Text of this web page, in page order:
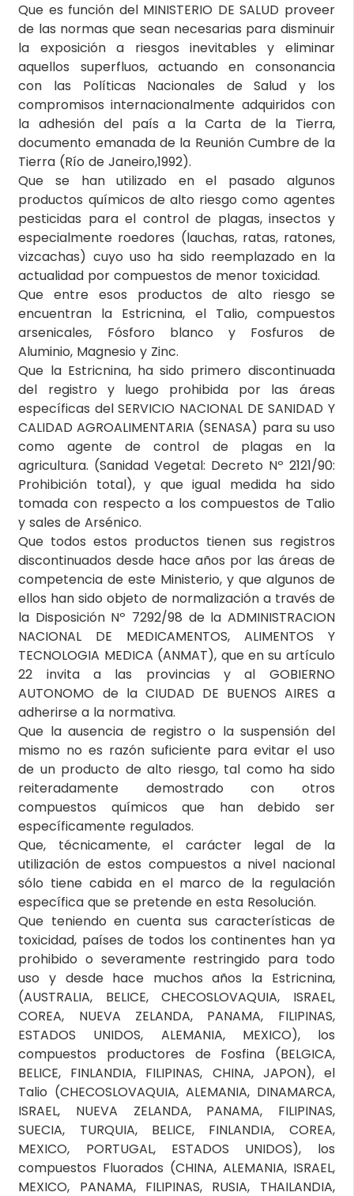
Que es función del MINISTERIO DE SALUD proveer
de las normas que sean necesarias para disminuir
la exposición a riesgos inevitables y eliminar
aquellos superfluos, actuando en consonancia
con las Políticas Nacionales de Salud y los
compromisos internacionalmente adquiridos con
la adhesión del país a la Carta de la Tierra,
documento emanada de la Reunión Cumbre de la
Tierra (Río de Janeiro,1992).
Que se han utilizado en el pasado algunos
productos químicos de alto riesgo como agentes
pesticidas para el control de plagas, insectos y
especialmente roedores (lauchas, ratas, ratones,
vizcachas) cuyo uso ha sido reemplazado en la
actualidad por compuestos de menor toxicidad.
Que entre esos productos de alto riesgo se
encuentran la Estricnina, el Talio, compuestos
arsenicales, Fósforo blanco y Fosfuros de
Aluminio, Magnesio y Zinc.
Que la Estricnina, ha sido primero discontinuada
del registro y luego prohibida por las áreas
específicas del SERVICIO NACIONAL DE SANIDAD Y
CALIDAD AGROALIMENTARIA (SENASA) para su uso
como agente de control de plagas en la
agricultura. (Sanidad Vegetal: Decreto Nº 2121/90:
Prohibición total), y que igual medida ha sido
tomada con respecto a los compuestos de Talio
y sales de Arsénico.
Que todos estos productos tienen sus registros
discontinuados desde hace años por las áreas de
competencia de este Ministerio, y que algunos de
ellos han sido objeto de normalización a través de
la Disposición Nº 7292/98 de la ADMINISTRACION
NACIONAL DE MEDICAMENTOS, ALIMENTOS Y
TECNOLOGIA MEDICA (ANMAT), que en su artículo
22 invita a las provincias y al GOBIERNO
AUTONOMO de la CIUDAD DE BUENOS AIRES a
adherirse a la normativa.
Que la ausencia de registro o la suspensión del
mismo no es razón suficiente para evitar el uso
de un producto de alto riesgo, tal como ha sido
reiteradamente demostrado con otros
compuestos químicos que han debido ser
específicamente regulados.
Que, técnicamente, el carácter legal de la
utilización de estos compuestos a nivel nacional
sólo tiene cabida en el marco de la regulación
específica que se pretende en esta Resolución.
Que teniendo en cuenta sus características de
toxicidad, países de todos los continentes han ya
prohibido o severamente restringido para todo
uso y desde hace muchos años la Estricnina,
(AUSTRALIA, BELICE, CHECOSLOVAQUIA, ISRAEL,
COREA, NUEVA ZELANDA, PANAMA, FILIPINAS,
ESTADOS UNIDOS, ALEMANIA, MEXICO), los
compuestos productores de Fosfina (BELGICA,
BELICE, FINLANDIA, FILIPINAS, CHINA, JAPON), el
Talio (CHECOSLOVAQUIA, ALEMANIA, DINAMARCA,
ISRAEL, NUEVA ZELANDA, PANAMA, FILIPINAS,
SUECIA, TURQUIA, BELICE, FINLANDIA, COREA,
MEXICO, PORTUGAL, ESTADOS UNIDOS), los
compuestos Fluorados (CHINA, ALEMANIA, ISRAEL,
MEXICO, PANAMA, FILIPINAS, RUSIA, THAILANDIA,